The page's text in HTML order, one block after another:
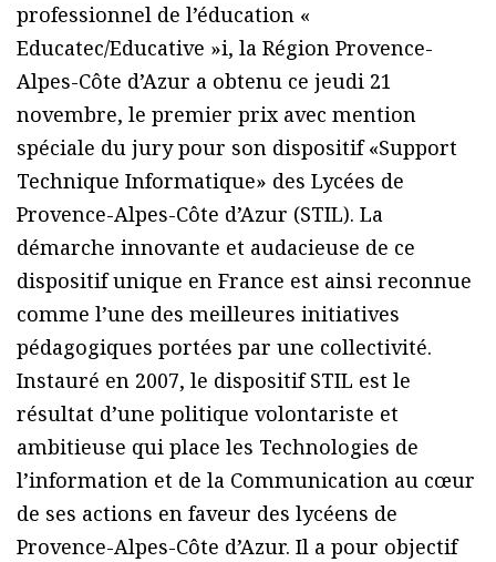
professionnel de l’éducation «
Educatec/Educative »i, la Région Provence-
Alpes-Côte d’Azur a obtenu ce jeudi 21
novembre, le premier prix avec mention
spéciale du jury pour son dispositif «Support
Technique Informatique» des Lycées de
Provence-Alpes-Côte d’Azur (STIL). La
démarche innovante et audacieuse de ce
dispositif unique en France est ainsi reconnue
comme l’une des meilleures initiatives
pédagogiques portées par une collectivité.
Instauré en 2007, le dispositif STIL est le
résultat d’une politique volontariste et
ambitieuse qui place les Technologies de
l’information et de la Communication au cœur
de ses actions en faveur des lycéens de
Provence-Alpes-Côte d’Azur. Il a pour objectif